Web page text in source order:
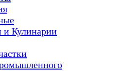
и Кулинарии